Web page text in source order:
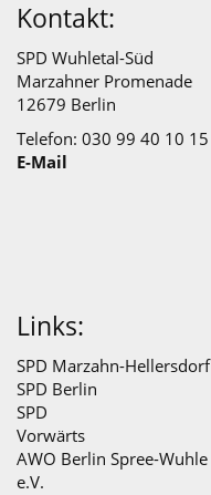
Kontakt:
SPD Wuhletal-Süd
Marzahner Promenade
12679 Berlin
Telefon: 030 99 40 10 15
E-Mail
Links:
SPD Marzahn-Hellersdorf
SPD Berlin
SPD
Vorwärts
AWO Berlin Spree-Wuhle
e.V.